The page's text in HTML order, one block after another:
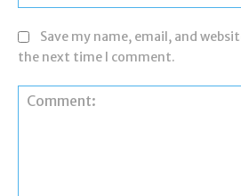
Save my name, email, and
the next time I comment.